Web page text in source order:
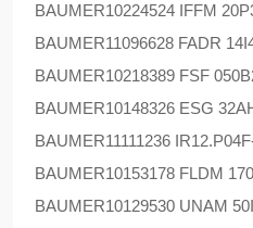
BAUMER10224524 IFFM
BAUMER11096628 FADR
BAUMER10218389 FSF
BAUMER10148326 ESG
BAUMER11111236
BAUMER10153178 FLDM
BAUMER10129530 UNAM